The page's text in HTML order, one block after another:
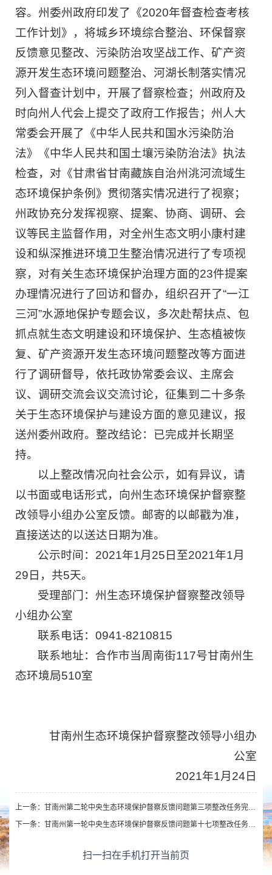
容。州委州政府印发了《2020年督查检查考核
工作计划》，将城乡环境综合整治、环保督察
反馈意见整改、污染防治攻坚战工作、矿产资
源开发生态环境问题整治、河湖长制落实情况
列入督查计划中，开展了督察检查；州政府及
时向州人代会上提交了政府工作报告；州人大
常委会开展了《中华人民共和国水污染防治
法》《中华人民共和国土壤污染防治法》执法
检查，对《甘肃省甘南藏族自治州洮河流域生
态环境保护条例》贯彻落实情况进行了视察；
州政协充分发挥视察、提案、协商、调研、会
议等民主监督作用，对全州生态文明小康村建
设和纵深推进环境卫生整治情况进行了专项视
察，对有关生态环境保护治理方面的23件提案
办理情况进行了回访和督办，组织召开了“一江
三河”水源地保护专题会议，多次赴帮扶点、包
抓点就生态文明建设和环境保护、生态植被恢
复、矿产资源开发生态环境问题整改等方面进
行了调研督导，依托政协常委会议、主席会
议、调研交流会议交流讨论，征集到二十多条
关于生态环境保护与建设方面的意见建议，报
送州委州政府。整改结论：已完成并长期坚
持。
以上整改情况向社会公示，如有异议，请
以书面或电话形式，向州生态环境保护督察整
改领导小组办公室反馈。邮寄的以邮戳为准，
直接送达的以送达日期为准。
公示时间：2021年1月25日至2021年1月
29日，共5天。
受理部门：州生态环境保护督察整改领导
小组办公室
联系电话：0941-8210815
联系地址：合作市当周南街117号甘南州生
态环境局510室
甘南州生态环境保护督察整改领导小组办
公室
2021年1月24日
上一条： 甘南州第二轮中央生态环境保护督察反馈问题第三项整改任务完成情况公示
下一条： 甘南州第一轮中央生态环境保护督察反馈问题第十七项整改任务完成情况公示
扫一扫在手机打开当前页